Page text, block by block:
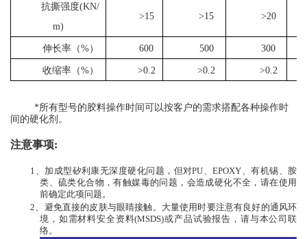
抗撕强度(KN/
m)
>15 >15 >20
伸长率（%） 600 500 300
收缩率（%） >0.2 >0.2 >0.2
*所有型号的胶料操作时间可以按客户的需求搭配各种操作时
间的硬化剂。
注意事项:
1、 加成型矽利康无深度硬化问题，但对PU、EPOXY、有机锡、胺
类、硫类化合物，有触媒毒的问题，会造成硬化不全，请在使用
前确定此项问题。
2、 避免直接的皮肤与眼睛接触。大量使用时要注意有良好的通风环
境，如需材料安全资料(MSDS)或产品试验报告，请与本公司联
络。